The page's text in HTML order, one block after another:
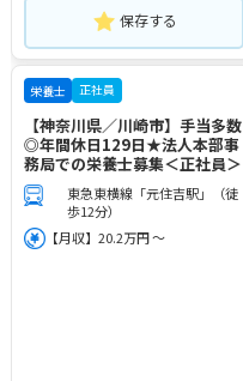
保存する
栄養士 正社員
【神奈川県／川崎市】手当多数
◎年間休日129日★法人本部事
務局での栄養士募集＜正社員＞
東急東横線「元住吉駅」（徒
歩12分）
【月収】20.2万円 ～